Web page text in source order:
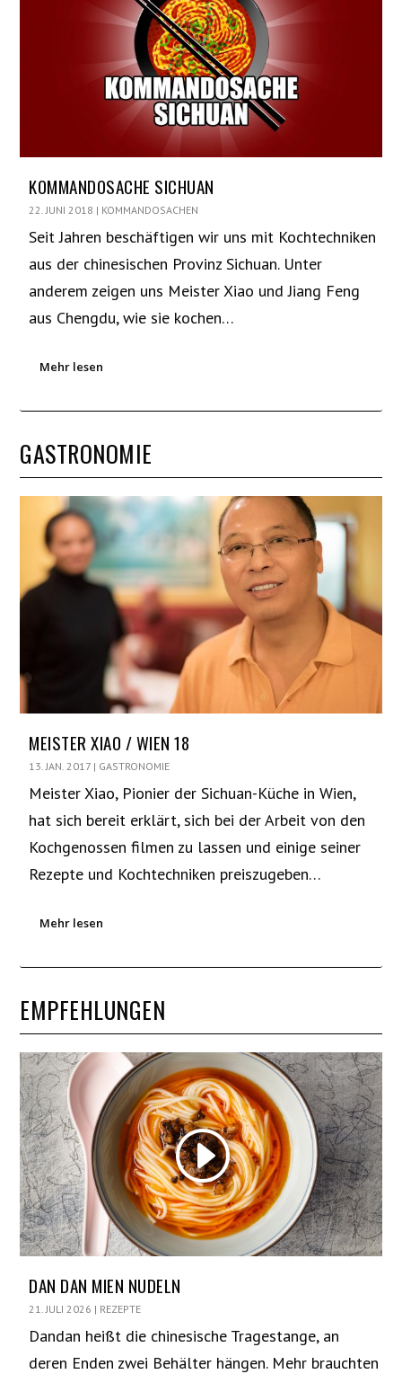
KOMMANDOSACHE SICHUAN
22. JUNI 2018 | KOMMANDOSACHEN
Seit Jahren beschäftigen wir uns mit Kochtechniken
aus der chinesischen Provinz Sichuan. Unter
anderem zeigen uns Meister Xiao und Jiang Feng
aus Chengdu, wie sie kochen…
Mehr lesen
GASTRONOMIE
MEISTER XIAO / WIEN 18
13. JAN. 2017 | GASTRONOMIE
Meister Xiao, Pionier der Sichuan-Küche in Wien,
hat sich bereit erklärt, sich bei der Arbeit von den
Kochgenossen filmen zu lassen und einige seiner
Rezepte und Kochtechniken preiszugeben…
Mehr lesen
EMPFEHLUNGEN
DAN DAN MIEN NUDELN
21. JULI 2026 | REZEPTE
Dandan heißt die chinesische Tragestange, an
deren Enden zwei Behälter hängen. Mehr brauchten